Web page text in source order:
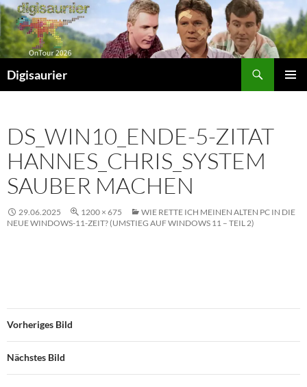
Zum
Inhalt
springen
Digisaurier
DS_WIN10_ENDE-5-ZITAT
HANNES_CHRIS_SYSTEM
SAUBER MACHEN
29.06.2025 1200 × 675
WIE RETTE ICH MEINEN ALTEN PC IN DIE
NEUE WINDOWS-11-ZEIT? (UMSTIEG AUF WINDOWS 11 – TEIL 2)
Vorheriges Bild
Nächstes Bild